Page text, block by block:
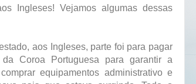
Ingleses! Vejamos algumas dessas
aos Ingleses, parte foi para pagar
Coroa Portuguesa para garantir a
equipamentos administrativo e